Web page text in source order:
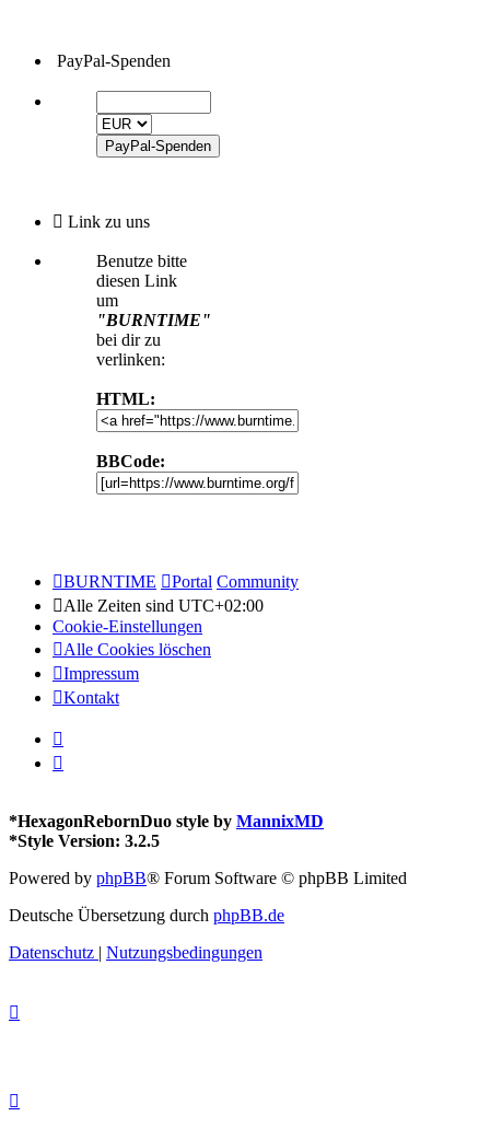
PayPal-Spenden
Link zu uns
Benutze bitte
diesen Link
um
"BURNTIME"
bei dir zu
verlinken:
HTML:
BBCode:
BURNTIME Portal Community
Alle Zeiten sind UTC+02:00
Cookie-Einstellungen
Alle Cookies löschen
Impressum
Kontakt
*HexagonRebornDuo style by MannixMD
*Style Version: 3.2.5
Powered by phpBB® Forum Software © phpBB Limited
Deutsche Übersetzung durch phpBB.de
Datenschutz | Nutzungsbedingungen